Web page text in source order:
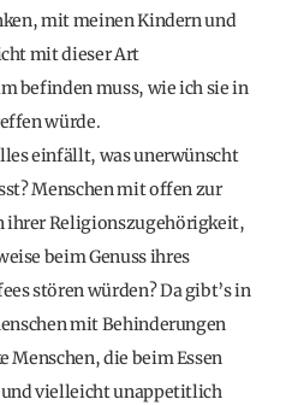
mit meinen Kindern und
mit dieser Art
befinden muss, wie ich sie in
würde.
einfällt, was unerwünscht
Menschen mit offen zur
ihrer Religionszugehörigkeit,
beim Genuss ihres
stören würden? Da gibt’s in
mit Behinderungen
Menschen, die beim Essen
vielleicht unappetitlich